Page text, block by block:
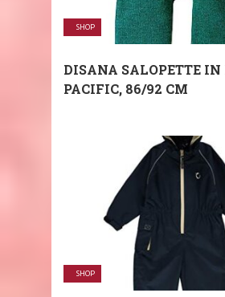
SHOP
DISANA SALOPETTE
PACIFIC, 86/92 CM
SHOP